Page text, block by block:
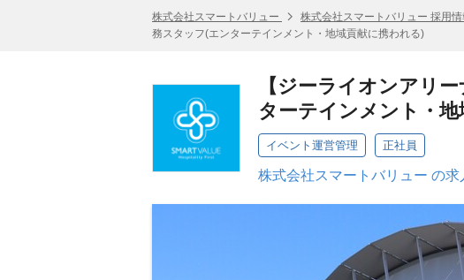
株式会社スマートバリュー 株式会社スマートバリュー 採用情
務スタッフ(エンターテインメント・地域貢献に携われる)
【ジーライオンアリ
ターテインメント・
イベント運営管理 正社員
株式会社スマートバリュー の求